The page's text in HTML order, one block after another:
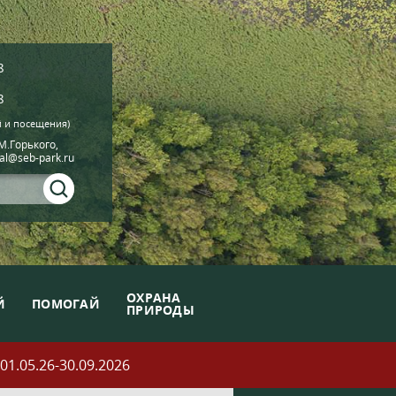
и посещения)
park.ru
ПОМОГАЙ ОХРАНА
ПРИРОДЫ
30.09.2026